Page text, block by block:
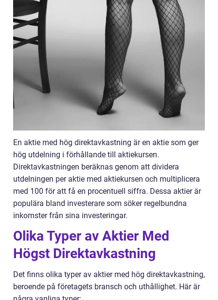
En aktie med hög direktavkastning är en aktie som ger
hög utdelning i förhållande till aktiekursen.
Direktavkastningen beräknas genom att dividera
utdelningen per aktie med aktiekursen och multiplicera
med 100 för att få en procentuell siffra. Dessa aktier är
populära bland investerare som söker regelbundna
inkomster från sina investeringar.
Olika Typer av Aktier Med
Högst Direktavkastning
Det finns olika typer av aktier med hög direktavkastning,
beroende på företagets bransch och uthållighet. Här är